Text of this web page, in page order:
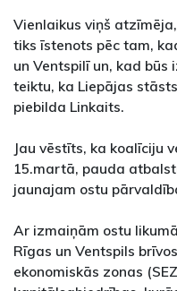
Vienlaikus viņš
tiks īstenots pēc tam,
un Ventspilī un, kad būs
teiktu, ka Liepājas
piebilda Linkaits.
Jau vēstīts, ka koalīciju
15.martā, pauda
jaunajam ostu
Ar izmaiņām ostu
Rīgas un Ventspils
ekonomiskās zonas